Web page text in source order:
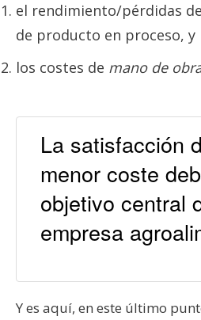
el rendimiento/pérdidas
de producto en proceso, y
los costes de mano de
La satisfacción
menor coste
objetivo central
empresa
Y es aquí, en este último